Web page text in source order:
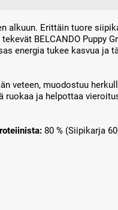
alkuun. Erittäin tuore
BELCANDO Puppy
energia tukee kasvua ja
veteen, muodostuu
ruokaa ja helpottaa
80 % (Siipikarja